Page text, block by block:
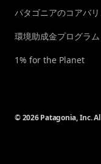
パタゴニアのコアバ
環境助成金プログラム
1% for the Planet
© 2026 Patagonia, Inc.